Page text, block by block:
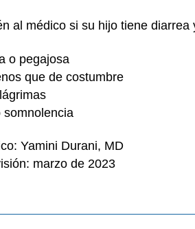
al médico si su hijo tiene
o pegajosa
que de costumbre
somnolencia
Yamini Durani, MD
marzo de 2023